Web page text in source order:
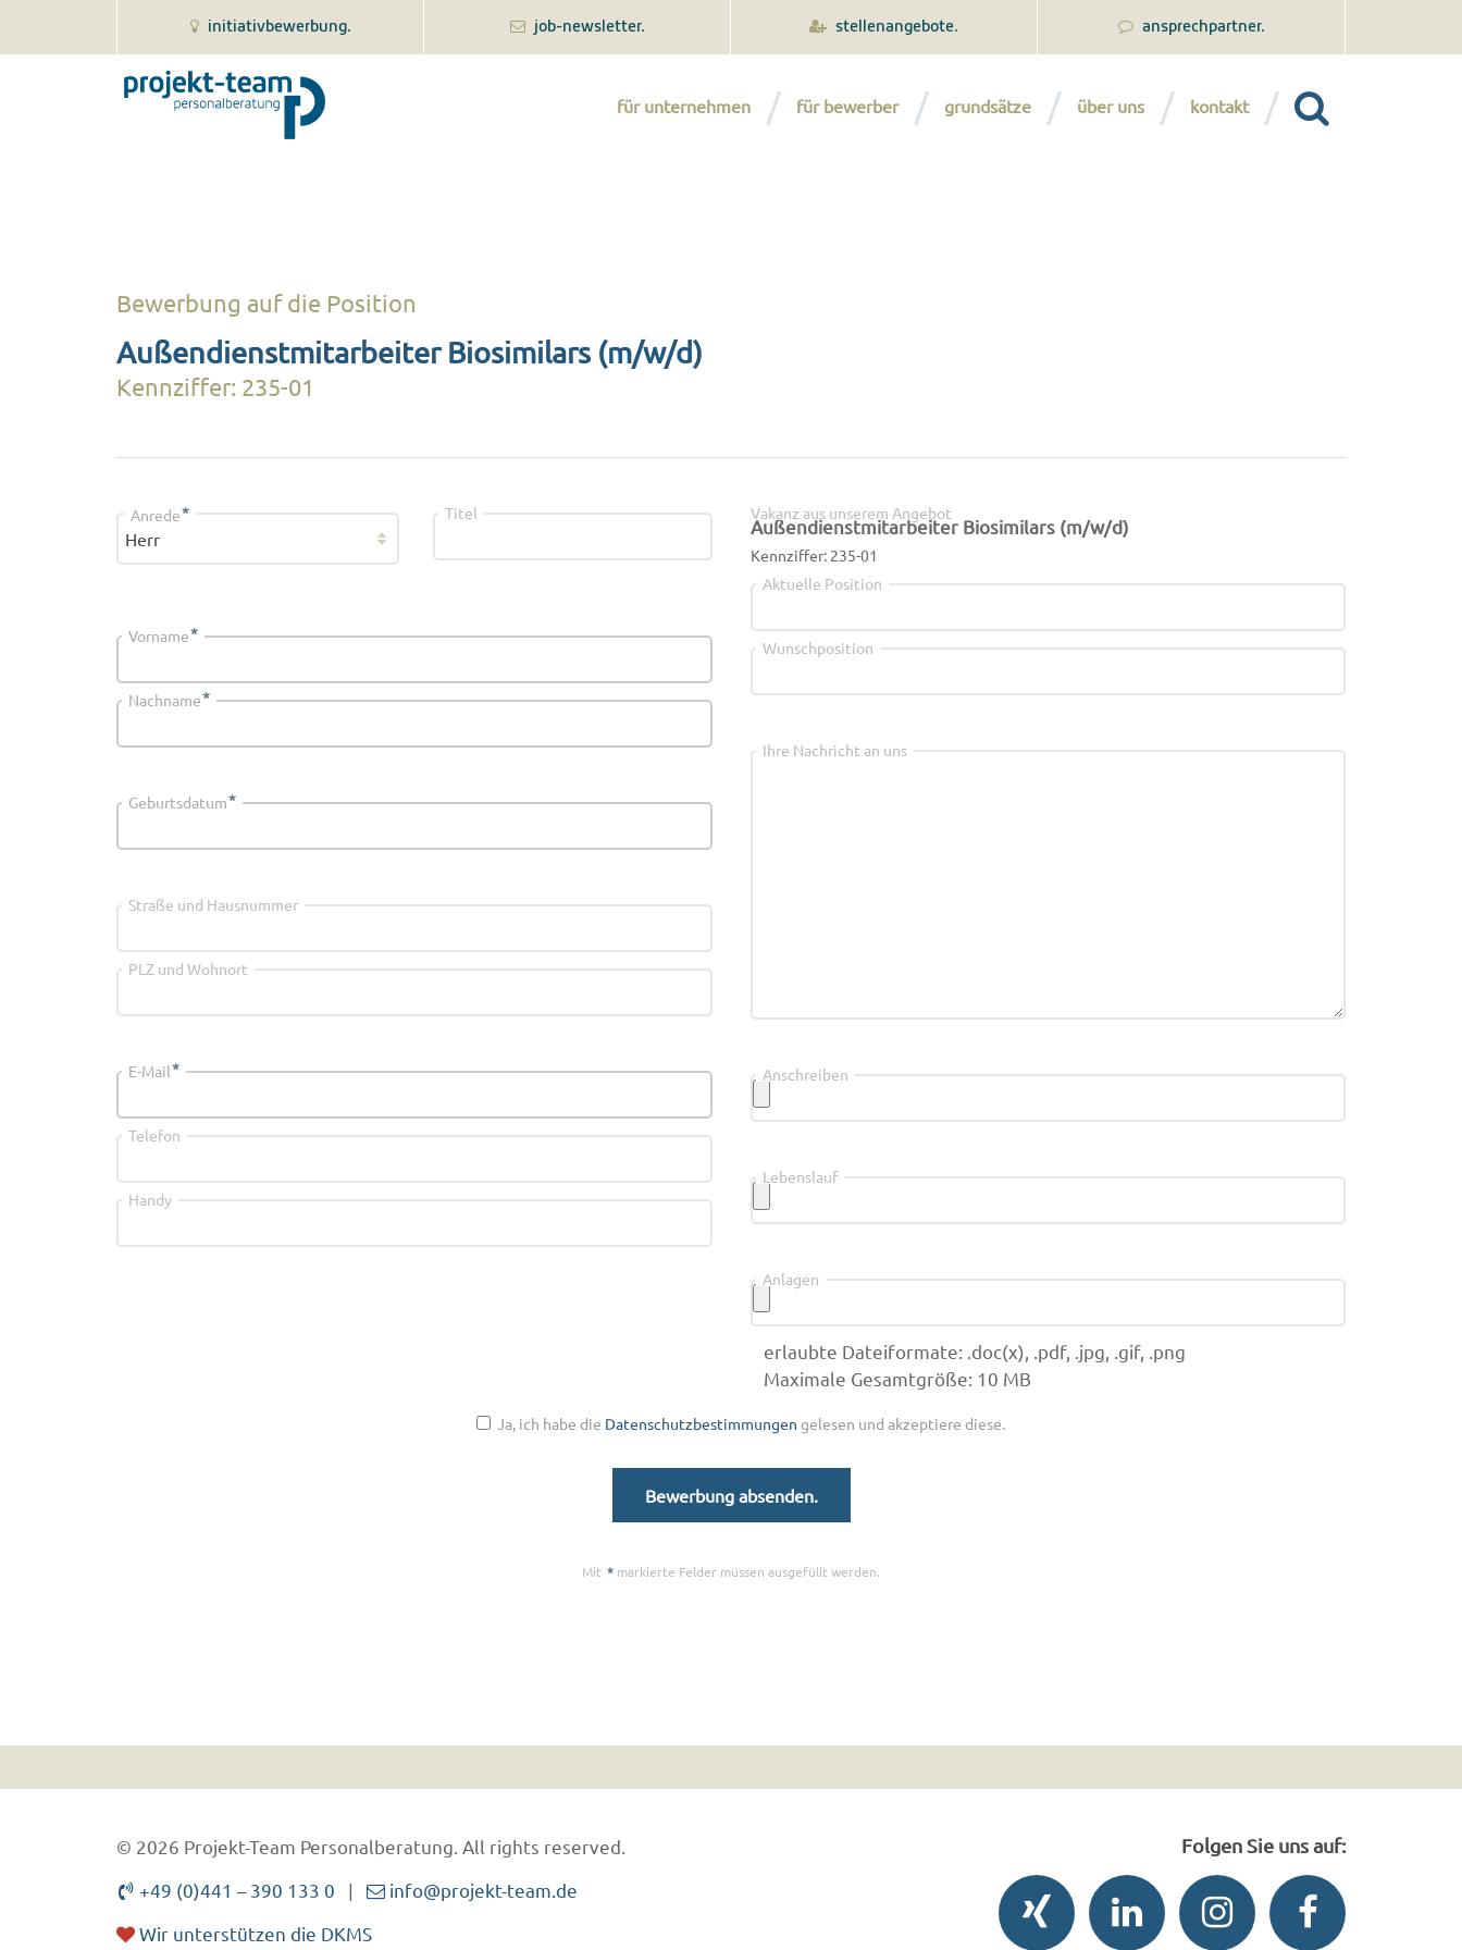
initiativbewerbung. job-newsletter. stellenangebote. ansprechpartner.
für unternehmen für bewerber grundsätze über uns kontakt
Bewerbung auf die Position
Außendienstmitarbeiter Biosimilars (m/w/d)
Kennziffer: 235-01
Anrede* Titel
Vorname*
Nachname*
Geburtsdatum*
Straße und Hausnummer
PLZ und Wohnort
E-Mail*
Telefon
Handy
Vakanz aus unserem Angebot
Außendienstmitarbeiter Biosimilars (m/w/d)
Kennziffer: 235-01
Aktuelle Position
Wunschposition
Ihre Nachricht an uns
Anschreiben
Lebenslauf
Anlagen
erlaubte Dateiformate: .doc(x), .pdf, .jpg, .gif, .png
Maximale Gesamtgröße: 10 MB
Ja, ich habe die Datenschutzbestimmungen gelesen und akzeptiere diese.
Mit *markierte Felder müssen ausgefüllt werden.
© 2026 Projekt-Team Personalberatung. All rights reserved.
+49 (0)441 – 390 133 0 |
info@projekt-team.de
Wir unterstützen die DKMS
Folgen Sie uns auf: